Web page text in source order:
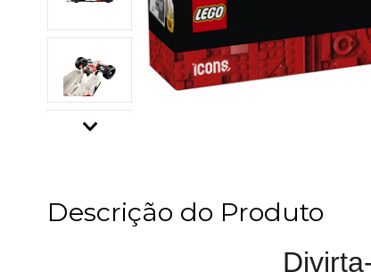
Descrição do Produto